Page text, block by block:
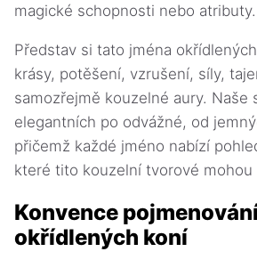
magické schopnosti nebo atributy.
Představ si tato jména
krásy, potěšení, vzrušení, síly,
samozřejmě kouzelné aury. Naše
elegantních po odvážné, od
přičemž každé jméno nabízí
které tito kouzelní tvorové mohou
Konvence
okřídlených koní